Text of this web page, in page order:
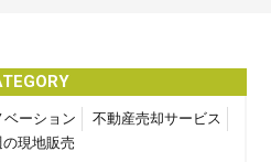
ベーション
不動産売却サービス
の現地販売